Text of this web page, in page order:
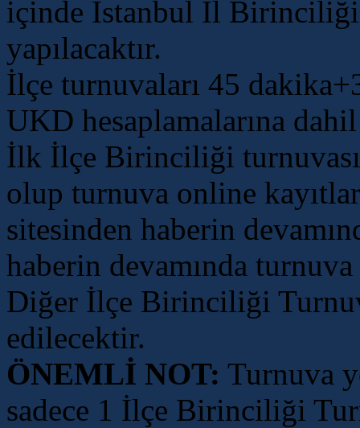
içinde İstanbul İl Birinciliği
yapılacaktır.
İlçe turnuvaları 45
UKD hesaplamalarına
İlk İlçe Birinciliği
olup turnuva online
sitesinden haberin
haberin devamında
Diğer İlçe Birinciliği
edilecektir.
ÖNEMLİ NOT: Turnuva
sadece 1 İlçe Birinciliği